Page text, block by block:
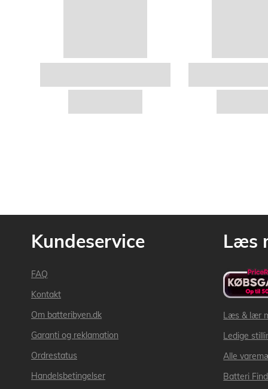
Kundeservice
FAQ
Kontakt
Om batteribyen.dk
Garanti og reklamation
Ordrestatus
Handelsbetingelser
Læs
Læs & lær
Ledige
Alle
Batteri